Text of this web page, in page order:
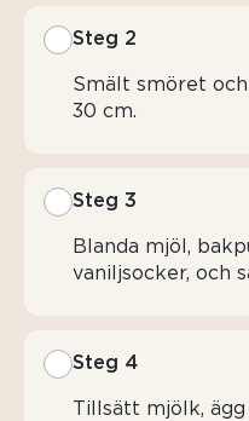
Steg 2
Smält smöret
30 cm.
Steg 3
Blanda mjöl,
vaniljsocker, och
Steg 4
Tillsätt mjölk,